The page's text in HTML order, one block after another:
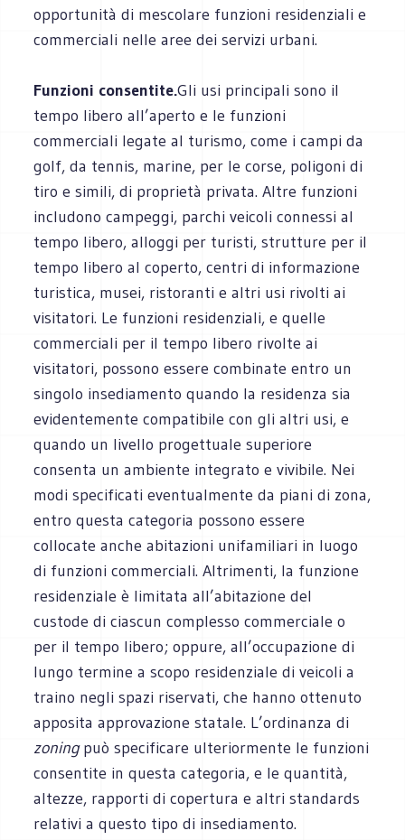
opportunità di mescolare funzioni residenziali e
commerciali nelle aree dei servizi urbani.
Funzioni consentite.Gli usi principali sono il
tempo libero all’aperto e le funzioni
commerciali legate al turismo, come i campi da
golf, da tennis, marine, per le corse, poligoni di
tiro e simili, di proprietà privata. Altre funzioni
includono campeggi, parchi veicoli connessi al
tempo libero, alloggi per turisti, strutture per il
tempo libero al coperto, centri di informazione
turistica, musei, ristoranti e altri usi rivolti ai
visitatori. Le funzioni residenziali, e quelle
commerciali per il tempo libero rivolte ai
visitatori, possono essere combinate entro un
singolo insediamento quando la residenza sia
evidentemente compatibile con gli altri usi, e
quando un livello progettuale superiore
consenta un ambiente integrato e vivibile. Nei
modi specificati eventualmente da piani di zona,
entro questa categoria possono essere
collocate anche abitazioni unifamiliari in luogo
di funzioni commerciali. Altrimenti, la funzione
residenziale è limitata all’abitazione del
custode di ciascun complesso commerciale o
per il tempo libero; oppure, all’occupazione di
lungo termine a scopo residenziale di veicoli a
traino negli spazi riservati, che hanno ottenuto
apposita approvazione statale. L’ordinanza di
zoningpuò specificare ulteriormente le funzioni
consentite in questa categoria, e le quantità,
altezze, rapporti di copertura e altri standards
relativi a questo tipo di insediamento.